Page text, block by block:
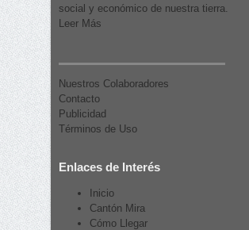
social y económico de nuestra tierra.
Leer Más
Nuestros Colaboradores
Contacto
Publicidad
Términos de Uso
Enlaces de Interés
Inicio
Cantón Mira
Cómo Llegar